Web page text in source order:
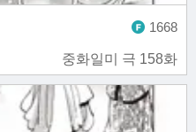
중화일미 극 158화
1668